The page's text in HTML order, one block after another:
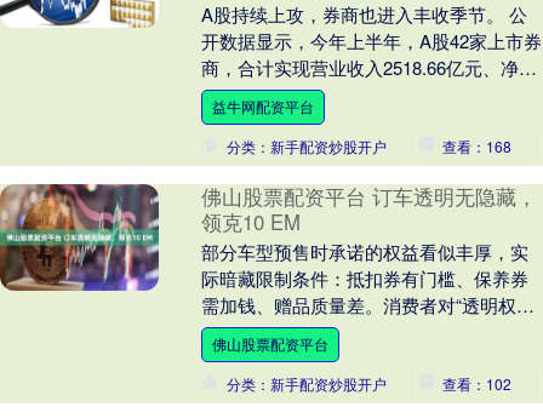
A股持续上攻，券商也进入丰收季节。 公
开数据显示，今年上半年，A股42家上市券
商，合计实现营业收入2518.66亿元、净利
润1040.17亿元，分别同比增长11....
益牛网配资平台
分类：新手配资炒股开户
查看：168
佛山股票配资平台 订车透明无隐藏，
领克10 EM
部分车型预售时承诺的权益看似丰厚，实
际暗藏限制条件：抵扣券有门槛、保养券
需加钱、赠品质量差。消费者对“透明权
益”的需求越来越高，拒绝被套路营销。领
克10 EM-....
佛山股票配资平台
分类：新手配资炒股开户
查看：102